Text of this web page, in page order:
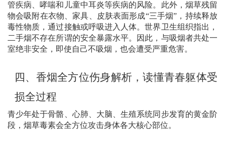
管疾病、哮喘和儿童中耳炎等疾病的风险。此外，烟草残留
物会吸附在衣物、家具、皮肤表面形成“三手烟” ，持续释放
毒性物质，通过接触或呼吸进入人体。世界卫生组织指出，
二手烟不存在所谓的安全暴露水平。因此，与吸烟者共处一
室绝非安全，即使自己不吸烟，也会遭受严重危害。
四、 香烟全方位伤身解析，读懂青春躯体受
损全过程
青少年处于骨骼、心肺、大脑、生殖系统同步发育的黄金阶
段 ， 烟草毒素会全方位攻击身体各大核心部位。